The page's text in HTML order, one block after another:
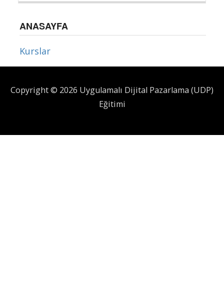
ANASAYFA
Kurslar
Copyright © 2026 Uygulamalı Dijital Pazarlama (UDP)
Eğitimi